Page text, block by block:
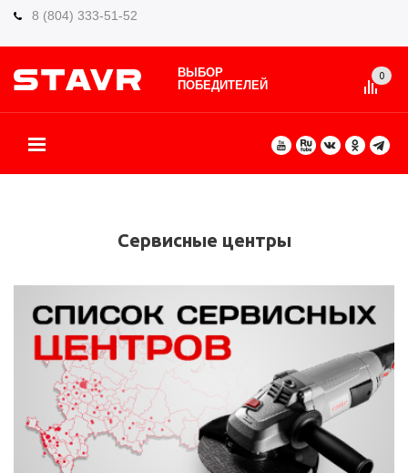
8 (804) 333-51-52
ВЫБОР
ПОБЕДИТЕЛЕЙ
0
О БРЕНДЕ ВИДЫ РАБОТ
Сервисные центры